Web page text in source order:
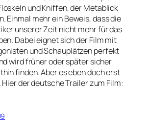
und Kniffen, der Metablick
Einmal mehr ein Beweis, dass die
unserer Zeit nicht mehr für das
Dabei eignet sich der Film mit
und Schauplätzen perfekt
wird früher oder später sicher
finden. Aber es eben doch erst
der deutsche Trailer zum Film: